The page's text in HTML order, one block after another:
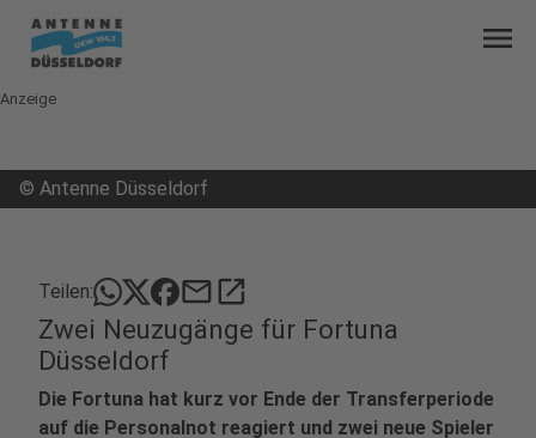
menu
Anzeige
© Antenne Düsseldorf
Teilen: mailopen_in_new
Zwei Neuzugänge für Fortuna
Düsseldorf
Die Fortuna hat kurz vor Ende der Transferperiode
auf die Personalnot reagiert und zwei neue Spieler